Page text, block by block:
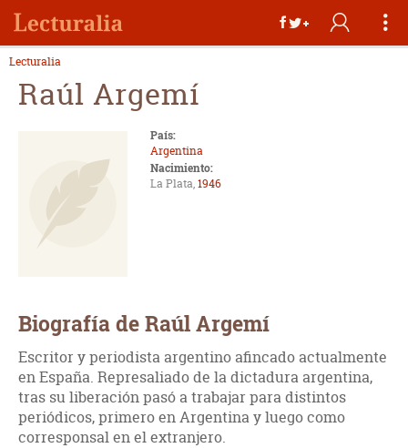
Lecturalia
Raúl Argemí
País:
Argentina
Nacimiento:
La Plata,1946
Biografía de Raúl Argemí
Escritor y periodista argentino afincado actualmente
en España. Represaliado de la dictadura argentina,
tras su liberación pasó a trabajar para distintos
periódicos, primero en Argentina y luego como
corresponsal en el extranjero.